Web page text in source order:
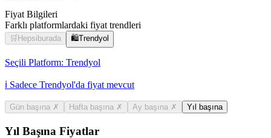
Fiyat Bilgileri
Farklı platformlardaki fiyat trendleri
🛒 Hepsiburada 🛍️Trendyol
Seçili Platform: Trendyol
ℹ️ Sadece Trendyol'da fiyat mevcut
Gün başına ✗ Hafta başına ✗ Ay başına ✗ Yıl başına
Yıl Başına Fiyatlar